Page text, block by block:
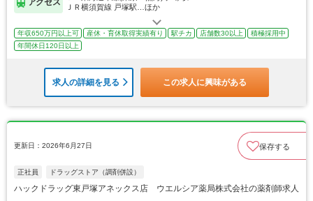
ＪＲ横須賀線 戸塚駅…ほか
年収650万円以上可 産休・育休取得実績有り 駅チカ 店舗数30以上
積極採用中
年間休日120日以上
求人の詳細を見る この求人に興味がある
更新日：2026年6月27日 保存する
正社員 ドラッグストア（調剤併設）
ハックドラッグ東戸塚アネックス店 ウエルシア薬局株式会社の薬剤師求人